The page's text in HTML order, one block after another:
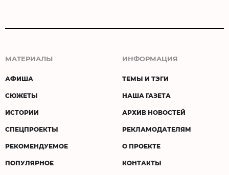
МАТЕРИАЛЫ
АФИША
СЮЖЕТЫ
ИСТОРИИ
СПЕЦПРОЕКТЫ
РЕКОМЕНДУЕМОЕ
ПОПУЛЯРНОЕ
ИНФОРМАЦИЯ
ТЕМЫ И ТЭГИ
НАША ГАЗЕТА
АРХИВ НОВОСТЕЙ
РЕКЛАМОДАТЕЛЯМ
О ПРОЕКТЕ
КОНТАКТЫ